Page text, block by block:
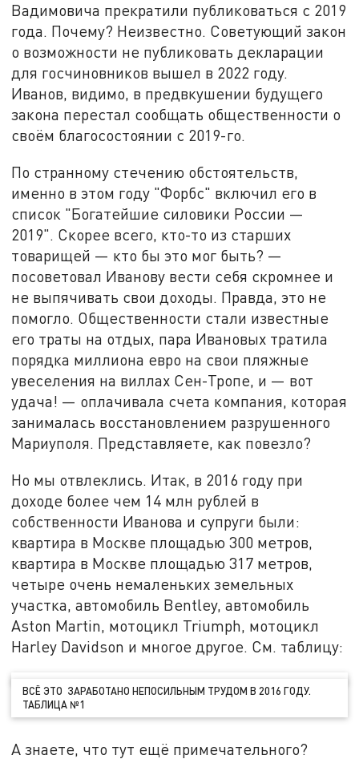
Вадимовича прекратили публиковаться с 2019
года. Почему? Неизвестно. Советующий закон
о возможности не публиковать декларации
для госчиновников вышел в 2022 году.
Иванов, видимо, в предвкушении будущего
закона перестал сообщать общественности о
своём благосостоянии с 2019-го.
По странному стечению обстоятельств,
именно в этом году "Форбс" включил его в
список "Богатейшие силовики России —
2019". Скорее всего, кто-то из старших
товарищей — кто бы это мог быть? —
посоветовал Иванову вести себя скромнее и
не выпячивать свои доходы. Правда, это не
помогло. Общественности стали известные
его траты на отдых, пара Ивановых тратила
порядка миллиона евро на свои пляжные
увеселения на виллах Сен-Тропе, и — вот
удача! — оплачивала счета компания, которая
занималась восстановлением разрушенного
Мариуполя. Представляете, как повезло?
Но мы отвлеклись. Итак, в 2016 году при
доходе более чем 14 млн рублей в
собственности Иванова и супруги были:
квартира в Москве площадью 300 метров,
квартира в Москве площадью 317 метров,
четыре очень немаленьких земельных
участка, автомобиль Bentley, автомобиль
Aston Martin, мотоцикл Triumph, мотоцикл
Harley Davidson и многое другое. См. таблицу:
ВСЁ ЭТО ЗАРАБОТАНО НЕПОСИЛЬНЫМ ТРУДОМ В 2016 ГОДУ.
ТАБЛИЦА №1
А знаете, что тут ещё примечательного?